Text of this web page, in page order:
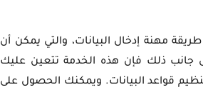
مهنة إدخال البيانات، والتي يمكن أن
جانب ذلك فإن هذه الخدمة تتعين عليك
قواعد البيانات. ويمكنك الحصول على